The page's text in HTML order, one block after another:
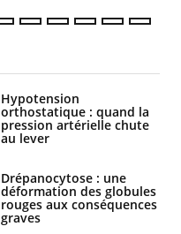
Hypotension
orthostatique : quand la
pression artérielle chute
au lever
Drépanocytose : une
déformation des globules
rouges aux conséquences
graves